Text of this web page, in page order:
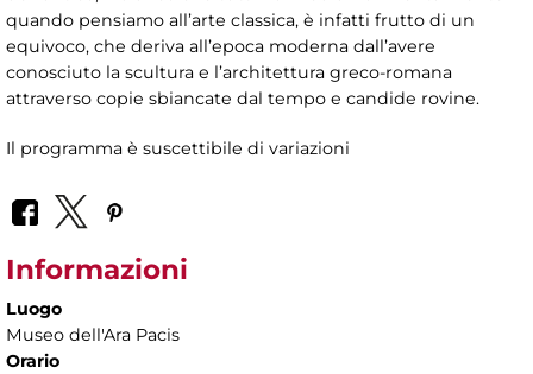
quando pensiamo all’arte classica, è infatti frutto di un
equivoco, che deriva all’epoca moderna dall’avere
conosciuto la scultura e l’architettura greco-romana
attraverso copie sbiancate dal tempo e candide rovine.
Il programma è suscettibile di variazioni
Informazioni
Luogo
Museo dell'Ara Pacis
Orario